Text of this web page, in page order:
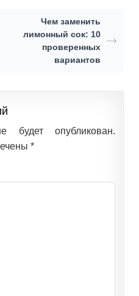
Чем заменить
лимонный сок: 10
проверенных
вариантов
опубликован.
*